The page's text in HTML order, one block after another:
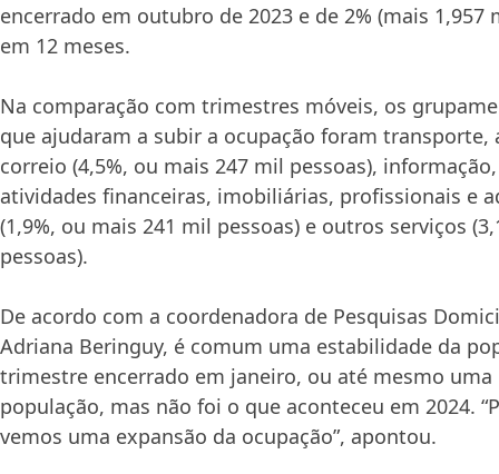
encerrado em outubro de 2023 e de 2% (mais 1,957
em 12 meses.
Na comparação com trimestres móveis, os
que ajudaram a subir a ocupação foram transporte,
correio (4,5%, ou mais 247 mil pessoas),
atividades financeiras, imobiliárias, profissionais e
(1,9%, ou mais 241 mil pessoas) e outros serviços
pessoas).
De acordo com a coordenadora de Pesquisas
Adriana Beringuy, é comum uma estabilidade da
trimestre encerrado em janeiro, ou até mesmo uma
população, mas não foi o que aconteceu em 2024.
vemos uma expansão da ocupação”, apontou.